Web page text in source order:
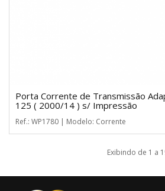
Porta Corrente de Transmissão
125 ( 2000/14 ) s/ Impressão
Ref.: WP1780 | Modelo: Corrente
Exibindo de 1 a